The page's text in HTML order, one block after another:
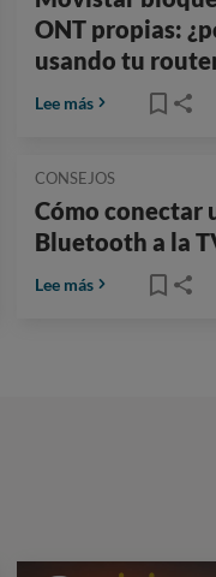
ONT propias:
usando tu
Lee más
CONSEJOS
Cómo conectar
Bluetooth a la
Lee más